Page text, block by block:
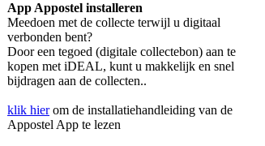
App Appostel installeren
Meedoen met de collecte terwijl u digitaal
verbonden bent?
Door een tegoed (digitale collectebon) aan te
kopen met iDEAL, kunt u makkelijk en snel
bijdragen aan de collecten..
klik hierom de installatiehandleiding van de
Appostel App te lezen